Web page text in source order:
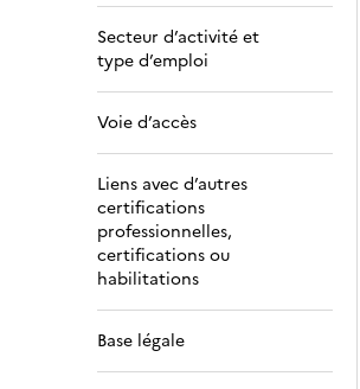
Secteur d’activité et
type d’emploi
Voie d’accès
Liens avec d’autres
certifications
professionnelles,
certifications ou
habilitations
Base légale